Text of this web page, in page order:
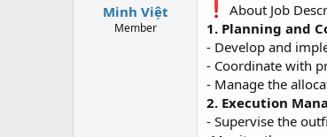
Minh Việt
Member
About Job
1. Planning and
- Develop and
- Coordinate with
- Manage the
2. Execution
- Supervise the